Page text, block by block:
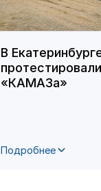
В
«КАМАЗа»
Подробнее